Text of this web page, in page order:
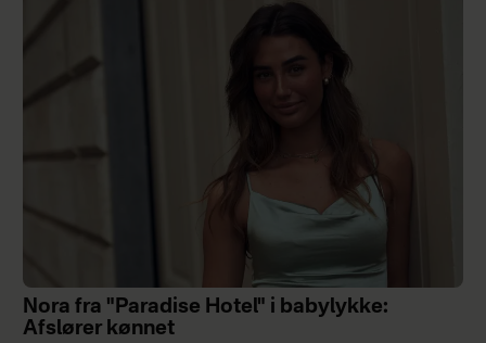
Nora fra "Paradise Hotel" i babylykke:
Afslører kønnet